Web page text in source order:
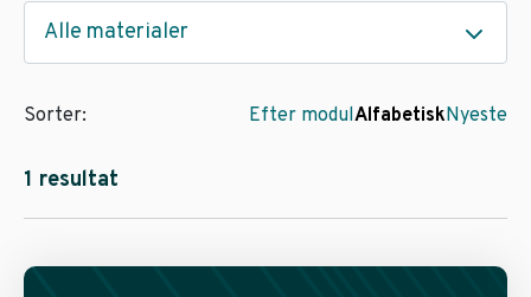
Alle materialer
1 resultat
Sorter: Efter modulAlfabetiskNyeste